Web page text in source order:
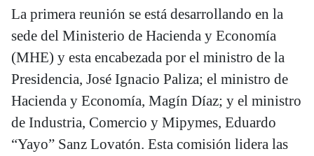
La primera reunión se está desarrollando en la
sede del Ministerio de Hacienda y Economía
(MHE) y esta encabezada por el ministro de la
Presidencia, José Ignacio Paliza; el ministro de
Hacienda y Economía, Magín Díaz; y el ministro
de Industria, Comercio y Mipymes, Eduardo
“Yayo” Sanz Lovatón. Esta comisión lidera las